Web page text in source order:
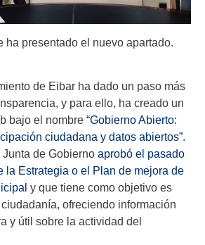
ha presentado el nuevo apartado.
de Eibar ha dado un paso más
y para ello, ha creado un
bajo el nombre “Gobierno Abierto:
ciudadana y datos abiertos”
de Gobierno aprobó el pasado
la Estrategia o el Plan de mejora de
y que tiene como objetivo es
ofreciendo información
y útil sobre la actividad del